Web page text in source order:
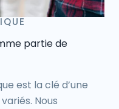
partie de
est la clé d’une
Nous